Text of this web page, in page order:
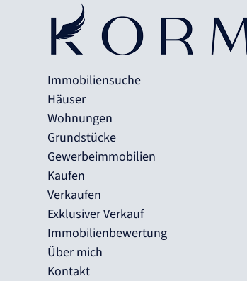
Immobiliensuche
Häuser
Wohnungen
Grundstücke
Gewerbeimmobilien
Kaufen
Verkaufen
Exklusiver Verkauf
Immobilienbewertung
Über mich
Kontakt